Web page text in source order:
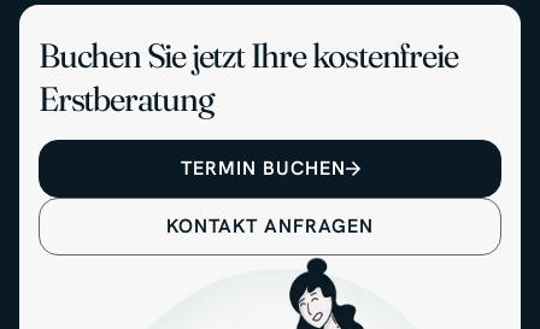
Buchen Sie jetzt Ihre kostenfreie
Erstberatung
TERMIN BUCHEN
KONTAKT ANFRAGEN